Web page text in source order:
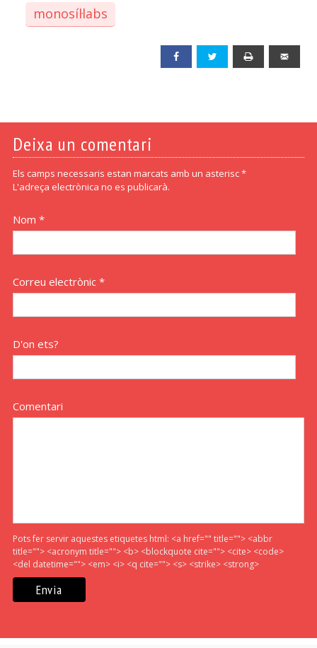
monosíl·labs
Facebook Twitter
Deixa un comentari
Els camps necessaris estan marcats amb un asterisc *
L'adreça electrònica no es publicarà.
Nom *
Correu electrònic *
D'on ets?
Comentari
Pots fer servir aquestes etiquetes html: <a href="" title=""> <abbr
title=""> <acronym title=""> <b> <blockquote cite=""> <cite> <code>
<del datetime=""> <em> <i> <q cite=""> <s> <strike> <strong>